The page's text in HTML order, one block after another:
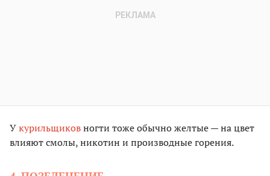
Укурильщиковногти тоже обычно желтые — на цвет
влияют смолы, никотин и производные горения.